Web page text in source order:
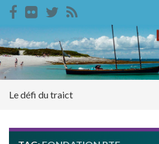
Search for:
Le défi du traict